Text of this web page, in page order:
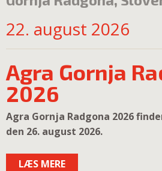
22. august 2026
Agra Gornja
2026
Agra Gornja Radgona 2026
den 26. august 2026.
LÆS MERE